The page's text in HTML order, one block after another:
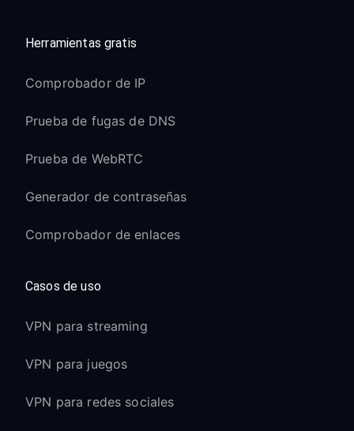
Herramientas gratis
Comprobador de IP
Prueba de fugas de DNS
Prueba de WebRTC
Generador de contraseñas
Comprobador de enlaces
Casos de uso
VPN para streaming
VPN para juegos
VPN para redes sociales